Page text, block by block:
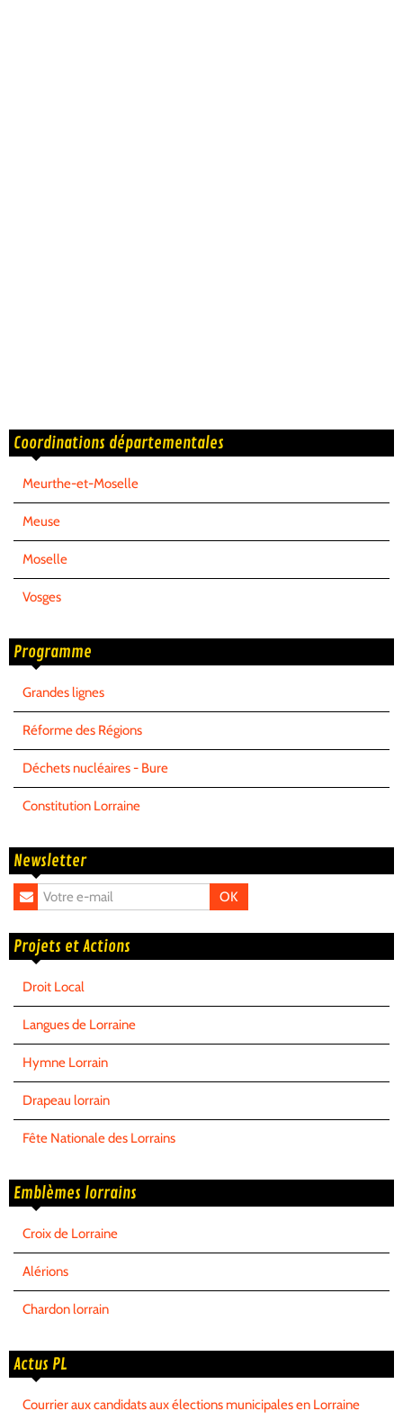
Coordinations départementales
Meurthe-et-Moselle
Meuse
Moselle
Vosges
Programme
Grandes lignes
Réforme des Régions
Déchets nucléaires - Bure
Constitution Lorraine
Newsletter
OK
Projets et Actions
Droit Local
Langues de Lorraine
Hymne Lorrain
Drapeau lorrain
Fête Nationale des Lorrains
Emblèmes lorrains
Croix de Lorraine
Alérions
Chardon lorrain
Actus PL
Courrier aux candidats aux élections municipales en Lorraine